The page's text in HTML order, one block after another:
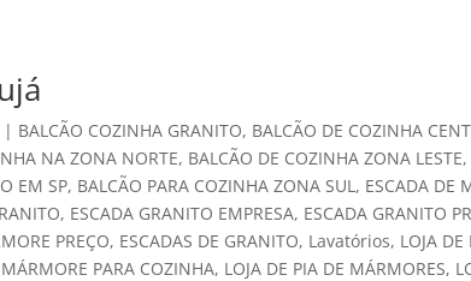
| BALCÃO COZINHA GRANITO, BALCÃO DE COZINHA
NA ZONA NORTE, BALCÃO DE COZINHA ZONA LESTE,
EM SP, BALCÃO PARA COZINHA ZONA SUL , ESCADA DE
, ESCADA GRANITO EMPRESA, ESCADA GRANITO
PREÇO, ESCADAS DE GRANITO, Lavatórios, LOJA
PARA COZINHA, LOJA DE PIA DE MÁRMORES,